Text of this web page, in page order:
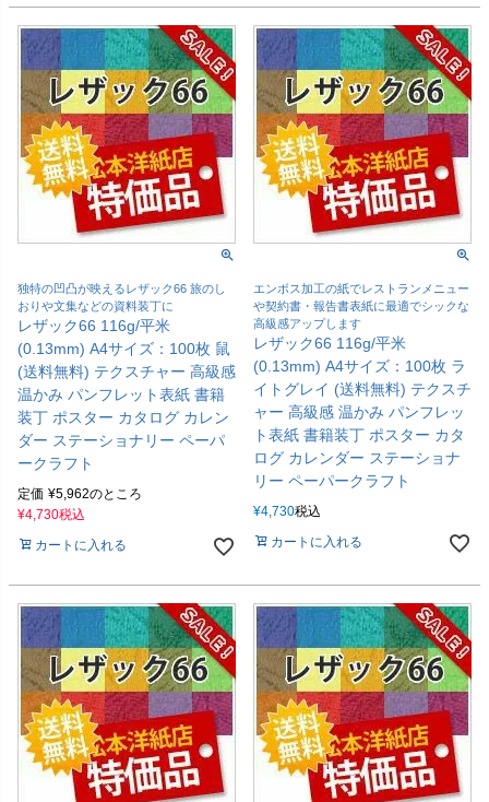
独特の凹凸が映えるレザック66 旅のし
おりや文集などの資料装丁に
レザック66 116g/平米
(0.13mm) A4サイズ：100枚 鼠
(送料無料) テクスチャー 高級感
温かみ パンフレット表紙 書籍
装丁 ポスター カタログ カレン
ダー ステーショナリー ペーパ
ークラフト
定価 ¥5,962のところ
¥4,730税込
カートに入れる
エンボス加工の紙でレストランメニュー
や契約書・報告書表紙に最適でシックな
高級感アップします
レザック66 116g/平米
(0.13mm) A4サイズ：100枚 ラ
イトグレイ (送料無料) テクスチ
ャー 高級感 温かみ パンフレッ
ト表紙 書籍装丁 ポスター カタ
ログ カレンダー ステーショナ
リー ペーパークラフト
¥4,730税込
カートに入れる